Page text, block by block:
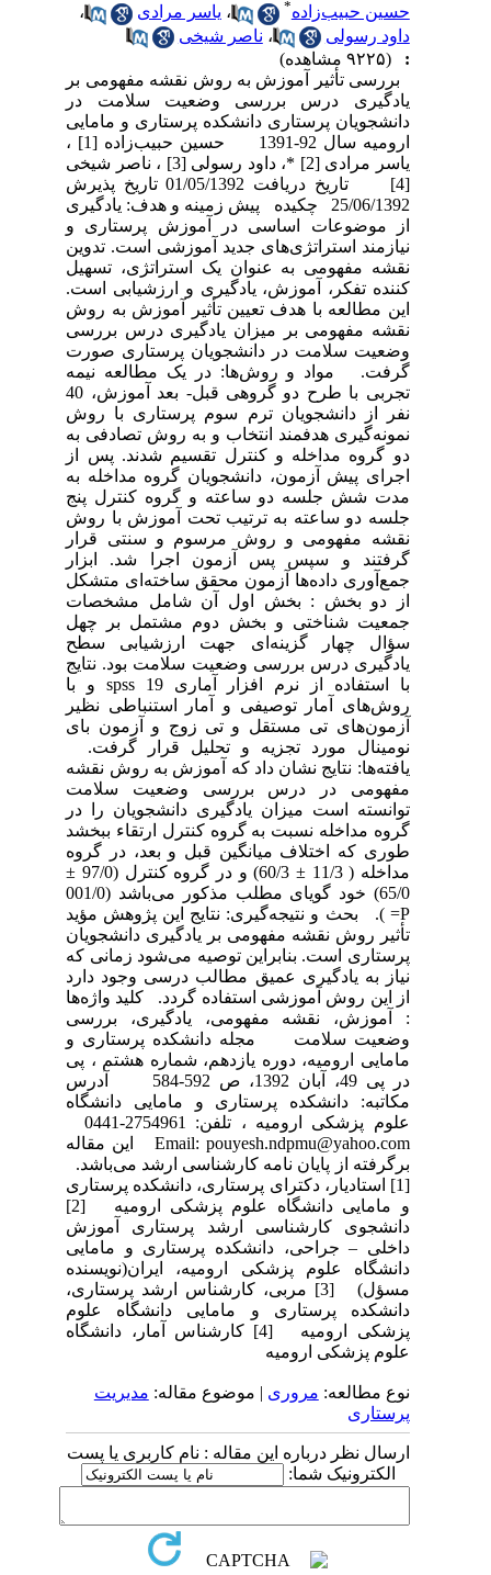
حسین حبیب‌زاده* ،یاسر مرادی
،
داود رسولی
،ناصر شیخی
بررسی تأثیر آموزش به روش نقشه مفهومی بر
یادگیری درس بررسی وضعیت سلامت در
دانشجویان پرستاری دانشکده پرستاری و مامایی
ارومیه سال 92-1391 حسین حبیب‌زاده [1] ،
یاسر مرادی [2] *، داود رسولی [3] ، ناصر شیخی
[4] تاریخ دریافت 01/05/1392 تاریخ پذیرش
25/06/1392 چکیده پیش زمینه و هدف: یادگیری
از موضوعات اساسی در آموزش پرستاری و
نیازمند استراتژی‌های جدید آموزشی است. تدوین
نقشه مفهومی به عنوان یک استراتژی، تسهیل
کننده تفکر، آموزش، یادگیری و ارزشیابی است.
این مطالعه با هدف تعیین تأثیر آموزش به روش
نقشه مفهومی بر میزان یادگیری درس بررسی
وضعیت سلامت در دانشجویان پرستاری صورت
گرفت. مواد و روش‌ها: در یک مطالعه نیمه
تجربی با طرح دو گروهی قبل- بعد آموزش، 40
نفر از دانشجویان ترم سوم پرستاری با روش
نمونه‌گیری هدفمند انتخاب و به روش تصادفی به
دو گروه مداخله و کنترل تقسیم شدند. پس از
اجرای پیش آزمون، دانشجویان گروه مداخله به
مدت شش جلسه دو ساعته و گروه کنترل پنج
جلسه دو ساعته به ترتیب تحت آموزش با روش
نقشه مفهومی و روش مرسوم و سنتی قرار
گرفتند و سپس پس آزمون اجرا شد. ابزار
جمع‌آوری داده‌ها آزمون محقق ساخته‌ای متشکل
از دو بخش : بخش اول آن شامل مشخصات
جمعیت شناختی و بخش دوم مشتمل بر چهل
سؤال چهار گزینه‌ای جهت ارزشیابی سطح
یادگیری درس بررسی وضعیت سلامت بود. نتایج
با استفاده از نرم افزار آماری spss 19 و با
روش‌های آمار توصیفی و آمار استنباطی نظیر
آزمون‌های تی مستقل و تی زوج و آزمون بای
نومینال مورد تجزیه و تحلیل قرار گرفت.
یافته‌ها: نتایج نشان داد که آموزش به روش نقشه
مفهومی در درس بررسی وضعیت سلامت
توانسته است میزان یادگیری دانشجویان را در
گروه مداخله نسبت به گروه کنترل ارتقاء ببخشد
طوری که اختلاف میانگین قبل و بعد، در گروه
مداخله ( 11/3 ± 60/3) و در گروه کنترل (97/0 ±
65/0) خود گویای مطلب مذکور می‌باشد (001/0
P= ). بحث و نتیجه‌گیری: نتایج این پژوهش مؤید
تأثیر روش نقشه مفهومی بر یادگیری دانشجویان
پرستاری است. بنابراین توصیه می‌شود زمانی که
نیاز به یادگیری عمیق مطالب درسی وجود دارد
از این روش آموزشی استفاده گردد. کلید واژه‌ها
: آموزش، نقشه مفهومی، یادگیری، بررسی
وضعیت سلامت مجله دانشکده پرستاری و
مامایی ارومیه، دوره یازدهم، شماره هشتم ، پی
در پی 49، آبان 1392، ص 592-584 آدرس
مکاتبه: دانشکده پرستاری و مامایی دانشگاه
علوم پزشکی ارومیه ، تلفن: 2754961-0441
Email: pouyesh.ndpmu@yahoo.com این مقاله
برگرفته از پایان نامه کارشناسی ارشد می‌باشد.
[1] استادیار، دکترای پرستاری، دانشکده پرستاری
و مامایی دانشگاه علوم پزشکی ارومیه [2]
دانشجوی کارشناسی ارشد پرستاری آموزش
داخلی – جراحی، دانشکده پرستاری و مامایی
دانشگاه علوم پزشکی ارومیه، ایران(نویسنده
مسؤل) [3] مربی، کارشناس ارشد پرستاری،
دانشکده پرستاری و مامایی دانشگاه علوم
پزشکی ارومیه [4] کارشناس آمار، دانشگاه
علوم پزشکی ارومیه
نوع مطالعه:مروری| موضوع مقاله:مدیریت
پرستاری
ارسال نظر درباره این مقاله : نام کاربری یا پست
الکترونیک شما: